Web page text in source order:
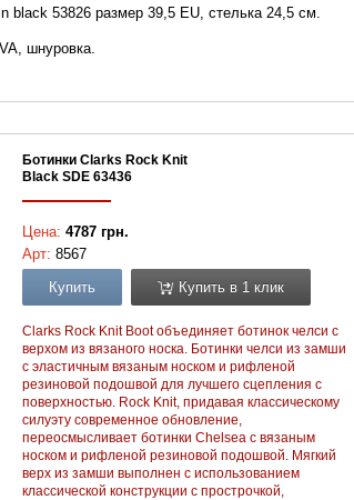
black 53826 размер 39,5 EU, стелька 24,5 см.
шнуровка.
Ботинки Clarks Rock Knit
Black SDE 63436
Цена: 4787 грн.
Арт: 8567
Купить
Купить в 1 клик
Clarks Rock Knit Boot объединяет ботинок челси с
верхом из вязаного носка. Ботинки челси из замши
с эластичным вязаным носком и рифленой
резиновой подошвой для лучшего сцепления с
поверхностью. Rock Knit, придавая классическому
силуэту современное обновление,
переосмысливает ботинки Chelsea с вязаным
носком и рифленой резиновой подошвой. Мягкий
верх из замши выполнен с использованием
классической конструкции с прострочкой,